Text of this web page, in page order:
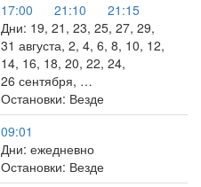
17:00
21:10
21:15
Дни: 19, 21, 23, 25, 27, 29,
31 августа, 2, 4, 6, 8, 10, 12,
14, 16, 18, 20, 22, 24,
26 сентября, …
Остановки: Везде
09:01
Дни: ежедневно
Остановки: Везде